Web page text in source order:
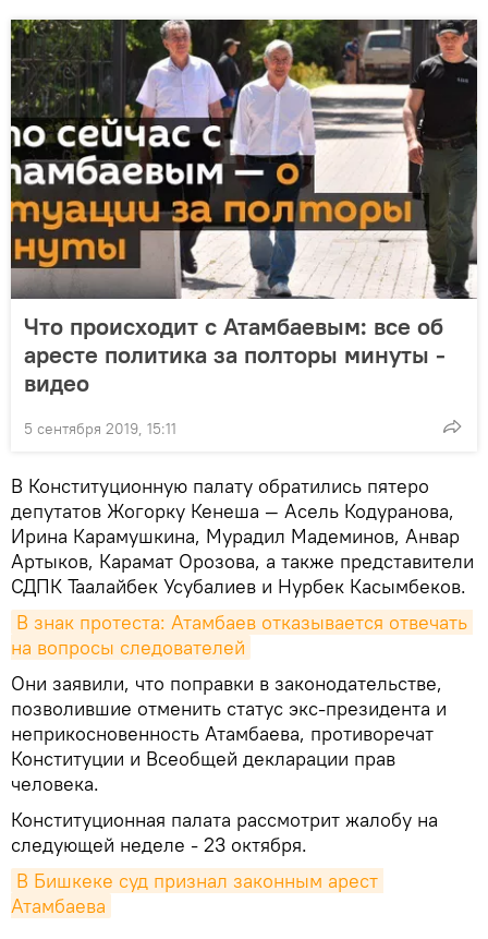
Что происходит с Атамбаевым: все об
аресте политика за полторы минуты -
видео
5 сентября 2019, 15:11
В Конституционную палату обратились пятеро
депутатов Жогорку Кенеша — Асель Кодуранова,
Ирина Карамушкина, Мурадил Мадеминов, Анвар
Артыков, Карамат Орозова, а также представители
СДПК Таалайбек Усубалиев и Нурбек Касымбеков.
В знак протеста: Атамбаев отказывается отвечать
на вопросы следователей
Они заявили, что поправки в законодательстве,
позволившие отменить статус экс-президента и
неприкосновенность Атамбаева, противоречат
Конституции и Всеобщей декларации прав
человека.
Конституционная палата рассмотрит жалобу на
следующей неделе - 23 октября.
В Бишкеке суд признал законным арест
Атамбаева